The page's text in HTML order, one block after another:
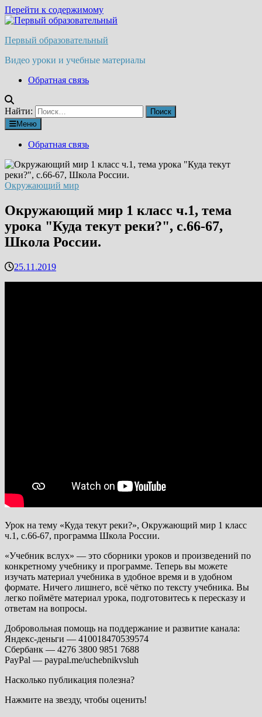
Перейти к содержимому
Первый образовательный
Видео уроки и учебные материалы
Обратная связь
Найти:
Меню
Обратная связь
Окружающий мир
Окружающий мир 1 класс ч.1, тема
урока "Куда текут реки?", с.66-67,
Школа России.
25.11.2019
Урок на тему «Куда текут реки?», Окружающий мир 1 класс
ч.1, с.66-67, программа Школа России.
«Учебник вслух» — это сборники уроков и произведений по
конкретному учебнику и программе. Теперь вы можете
изучать материал учебника в удобное время и в удобном
формате. Ничего лишнего, всё чётко по тексту учебника. Вы
легко поймёте материал урока, подготовитесь к пересказу и
ответам на вопросы.
Добровольная помощь на поддержание и развитие канала:
Яндекс-деньги — 410018470539574
Сбербанк — 4276 3800 9851 7688
PayPal — paypal.me/uchebnikvsluh
Насколько публикация полезна?
Нажмите на звезду, чтобы оценить!